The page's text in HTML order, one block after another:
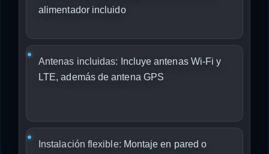
alimentador incluido
Antenas incluidas: Incluye antenas Wi-Fi y
LTE, además de antena GPS
Instalación flexible: Montaje en pared o